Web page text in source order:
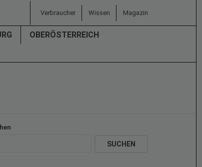
Verbraucher Wissen Magazin
OBERÖSTERREICH
SUCHEN